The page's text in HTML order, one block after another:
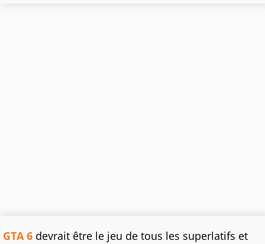
GTA 6 devrait être le jeu de tous les superlatifs et